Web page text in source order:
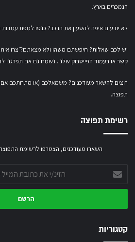
הנמכרים בארץ.
לא יודעים איפה להטעין את הרכב? כנסו למפת עמדות
יש לכם שאלות? חיפשתם משהו ולא מצאתם?ֿ צרו
קשראובעמוד הפייסבוק שלנו. נשמח גם אם תפרגנו
רוצים להשאר מעודכנים? משמאלכם (או מתחתכם אם
תפוצה.
רשימת תפוצה
השארו מעודכנים, הצטרפו לרשימת
את
כתובת
שלך
קטגוריות